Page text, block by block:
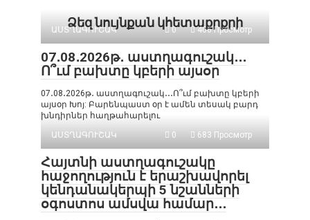
Ձեզ նույնքան կհետաքրքրի
ԱՍՏՂԱԳՈՒՇԱԿ 0 406 Просмотр
07․08․2026թ․ աստղագուշակ․․․
Ո՞ւմ բախտը կբերի այսօր
07․08․2026թ․ աստղագուշակ․․․Ո՞ւմ բախտը կբերի
այսօր Խոյ: Բարենպաստ օր է ամեն տեսակ բարդ
խնդիրներ հաղթահարելու
ԱՍՏՂԱԳՈՒՇԱԿ
0 683 Просмотр
Հայտնի աստղագուշակը
հաջողություն է երաշխավորել
կենդանակերպի 5 նշանների
օգոստոս ամսվա համար․․․